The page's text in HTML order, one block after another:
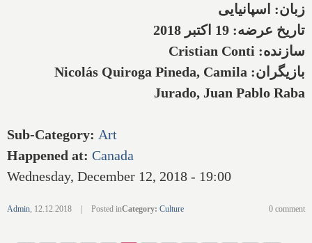
زبان: اسپانیایی
تاریخ عرضه: 19 اکتبر 2018
سازنده: Cristian Conti
بازیگران: Nicolás Quiroga Pineda, Camila
Jurado, Juan Pablo Raba
Sub-Category: Art
Happened at: Canada
Wednesday, December 12, 2018 - 19:00
Admin 12.12.2018 | Posted inCategory: Culture 0 comment